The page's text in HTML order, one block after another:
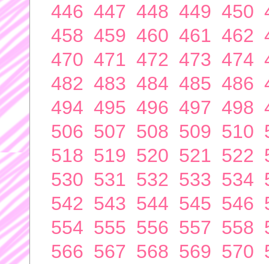
446 447 448 449 450
458 459 460 461 462
470 471 472 473 474
482 483 484 485 486
494 495 496 497 498
506 507 508 509 510
518 519 520 521 522
530 531 532 533 534
542 543 544 545 546
554 555 556 557 558
566 567 568 569 570